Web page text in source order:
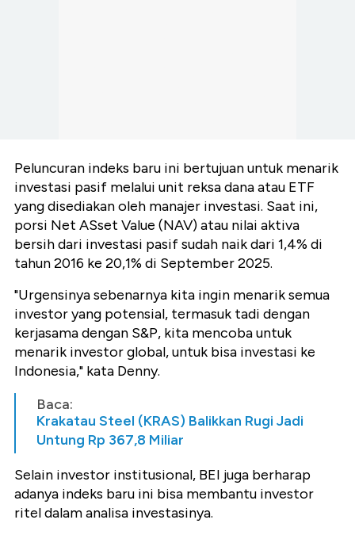
Peluncuran indeks baru ini bertujuan untuk menarik
investasi pasif melalui unit reksa dana atau ETF
yang disediakan oleh manajer investasi. Saat ini,
porsi Net ASset Value (NAV) atau nilai aktiva
bersih dari investasi pasif sudah naik dari 1,4% di
tahun 2016 ke 20,1% di September 2025.
"Urgensinya sebenarnya kita ingin menarik semua
investor yang potensial, termasuk tadi dengan
kerjasama dengan S&P, kita mencoba untuk
menarik investor global, untuk bisa investasi ke
Indonesia," kata Denny.
Baca:
Krakatau Steel (KRAS) Balikkan Rugi Jadi
Untung Rp 367,8 Miliar
Selain investor institusional, BEI juga berharap
adanya indeks baru ini bisa membantu investor
ritel dalam analisa investasinya.